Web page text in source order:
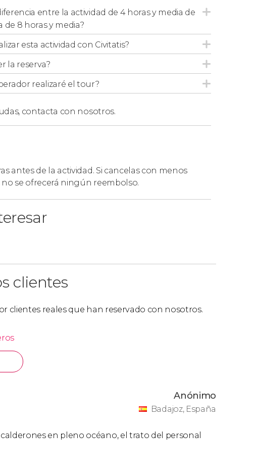
al punto de encuentro ubicado en el Puerto
entre la actividad de 4 horas y media de
de 8 horas y media?
esta actividad con Civitatis?
la reserva?
realizaré el tour?
contacta con nosotros.
antes de la actividad. Si cancelas con menos
se ofrecerá ningún reembolso.
clientes
clientes reales que han reservado con nosotros.
Anónimo
Badajoz, España
en pleno océano, el trato del personal